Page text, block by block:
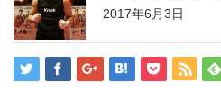
2017年6月3日